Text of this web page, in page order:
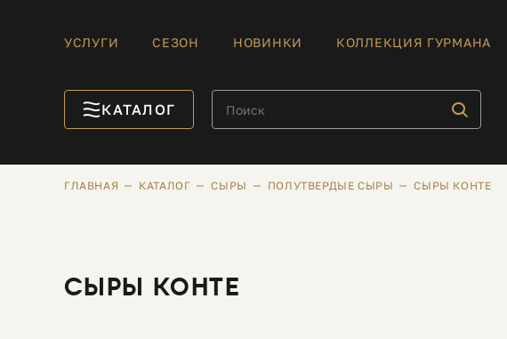
УСЛУГИ СЕЗОН НОВИНКИ КОЛЛЕКЦИЯ ГУРМАНА
КАТАЛОГ
ГЛАВНАЯ КАТАЛОГ СЫРЫ ПОЛУТВЕРДЫЕ СЫРЫ СЫРЫ КОНТЕ
СЫРЫ КОНТЕ